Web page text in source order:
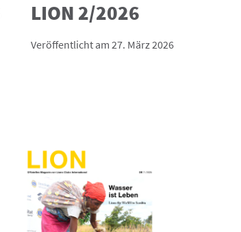
LION 2/2026
Veröffentlicht am 27. März 2026